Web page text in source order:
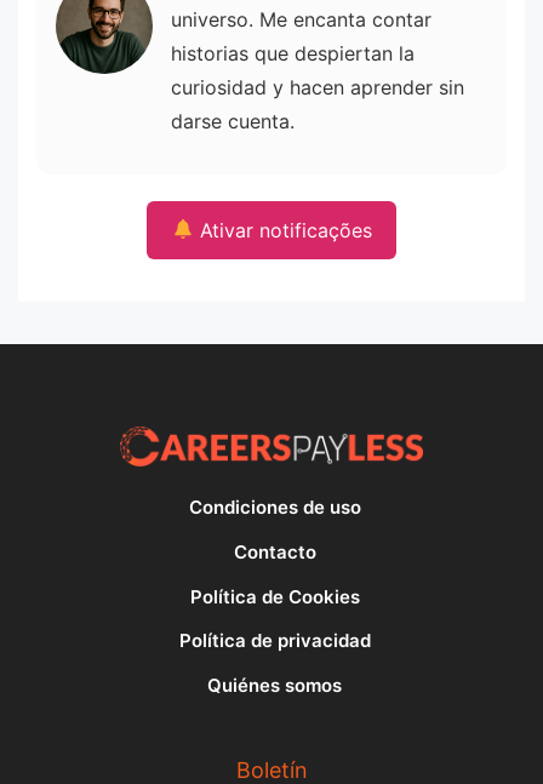
universo. Me encanta contar
historias que despiertan la
curiosidad y hacen aprender sin
darse cuenta.
Ativar notificações
Condiciones de uso
Contacto
Política de Cookies
Política de privacidad
Quiénes somos
Boletín